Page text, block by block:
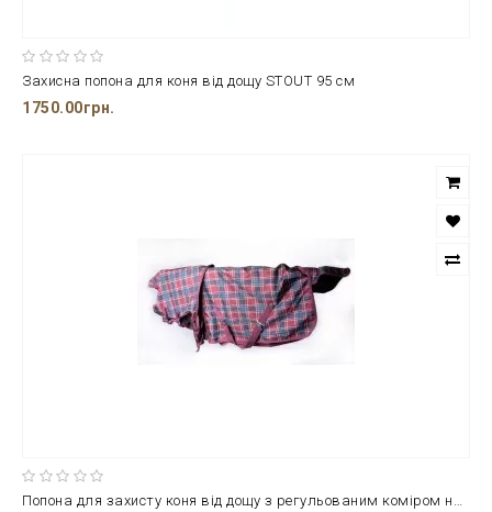
Захисна попона для коня від дощу STOUT 95 см
1750.00грн.